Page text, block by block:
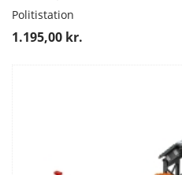
Politistation
1.195,00 kr.